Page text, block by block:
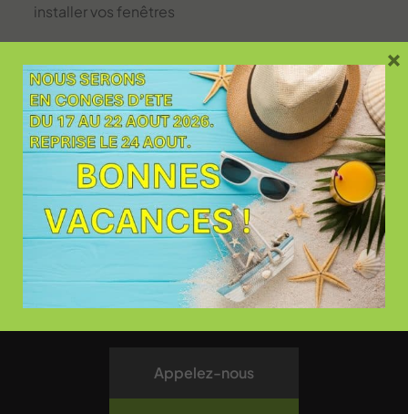
installer vos fenêtres
26 rue Raymond Grimaud
31700 Blagnac
Contact et plan d’accès
Appelez-nous
×